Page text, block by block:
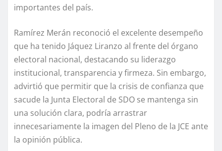
importantes del país.
Ramírez Merán reconoció el excelente desempeño
que ha tenido Jáquez Liranzo al frente del órgano
electoral nacional, destacando su liderazgo
institucional, transparencia y firmeza. Sin embargo,
advirtió que permitir que la crisis de confianza que
sacude la Junta Electoral de SDO se mantenga sin
una solución clara, podría arrastrar
innecesariamente la imagen del Pleno de la JCE ante
la opinión pública.